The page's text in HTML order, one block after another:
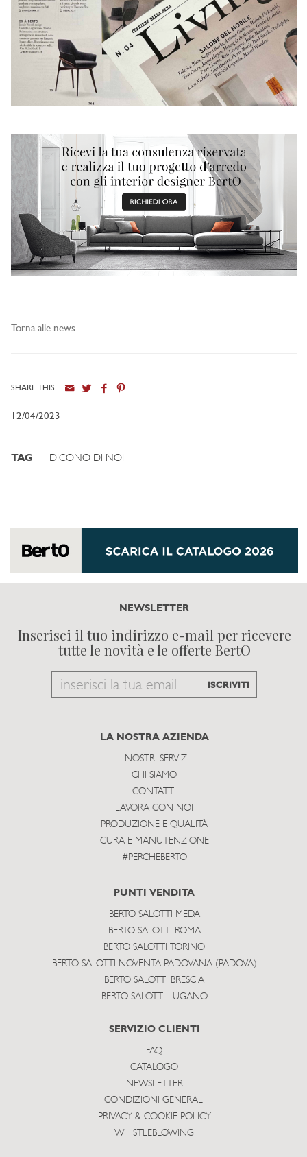
Torna alle news
SHARE THIS
12/04/2023
TAG DICONO DI NOI
NEWSLETTER
Inserisci il tuo indirizzo e-mail per ricevere
tutte le novità e le offerte BertO
Email
subscribe
ISCRIVITI
LA NOSTRA AZIENDA
I NOSTRI SERVIZI
CHI SIAMO
CONTATTI
LAVORA CON NOI
PRODUZIONE E QUALITÀ
CURA E MANUTENZIONE
#PERCHEBERTO
PUNTI VENDITA
BERTO SALOTTI MEDA
BERTO SALOTTI ROMA
BERTO SALOTTI TORINO
BERTO SALOTTI NOVENTA PADOVANA (PADOVA)
BERTO SALOTTI BRESCIA
BERTO SALOTTI LUGANO
SERVIZIO CLIENTI
FAQ
CATALOGO
NEWSLETTER
CONDIZIONI GENERALI
PRIVACY & COOKIE POLICY
WHISTLEBLOWING